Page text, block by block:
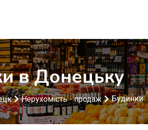
в Донецьку
Нерухомість - продаж Будинки